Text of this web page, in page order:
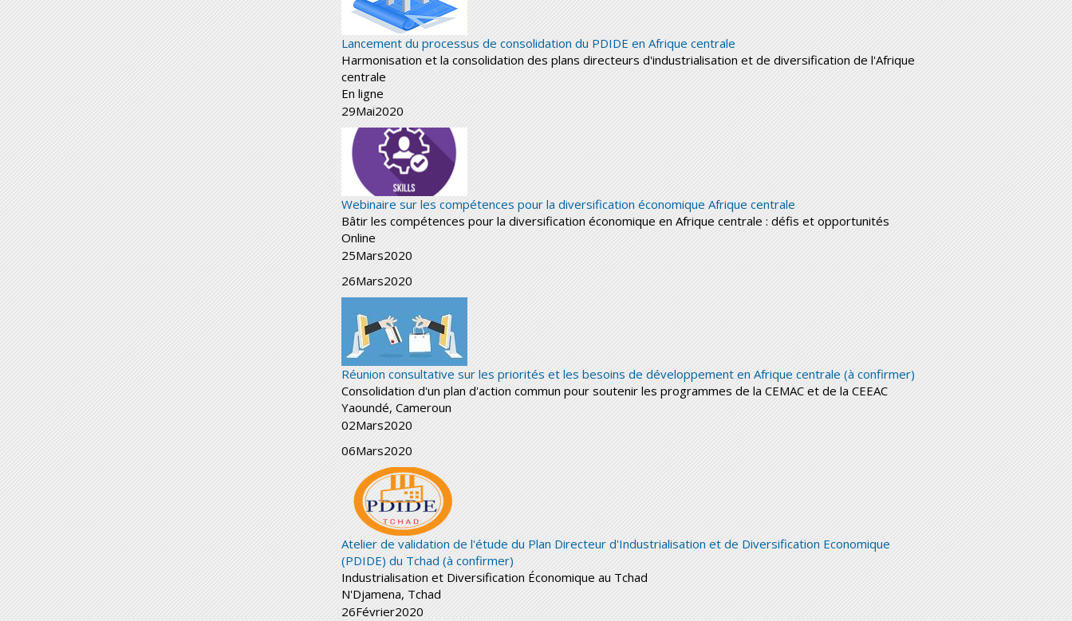
Lancement du processus de consolidation du PDIDE en Afrique centrale
Harmonisation et la consolidation des plans directeurs d'industrialisation et de diversification de l'Afrique
centrale
En ligne
29Mai2020
Webinaire sur les compétences pour la diversification économique Afrique centrale
Bâtir les compétences pour la diversification économique en Afrique centrale : défis et opportunités
Online
25Mars2020
26Mars2020
Réunion consultative sur les priorités et les besoins de développement en Afrique centrale (à confirmer)
Consolidation d'un plan d'action commun pour soutenir les programmes de la CEMAC et de la CEEAC
Yaoundé, Cameroun
02Mars2020
06Mars2020
Atelier de validation de l'étude du Plan Directeur d'Industrialisation et de Diversification Economique
(PDIDE) du Tchad (à confirmer)
Industrialisation et Diversification Économique au Tchad
N'Djamena, Tchad
26Février2020